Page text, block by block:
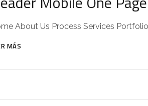
About Us Process Services
MÁS